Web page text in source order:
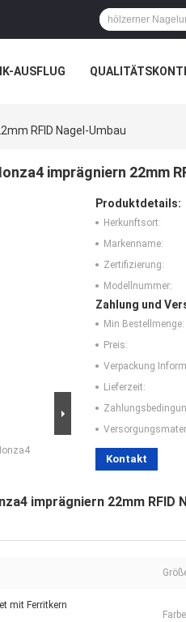
AUSFLUG
RFID Nagel-Umbau
imprägniern 22mm
Produktdetails:
Herkunftsort:
Markenname:
Zertifizierung:
Modellnummer:
Zahlung und
Min Bestellmenge:
Preis:
Verpackung
Lieferzeit:
Kontakt
imprägniern 22mm RFID
mit Ferritkern